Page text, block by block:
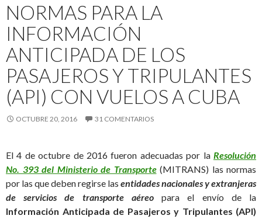
NORMAS PARA LA
INFORMACIÓN
ANTICIPADA DE LOS
PASAJEROS Y TRIPULANTES
(API) CON VUELOS A CUBA
OCTUBRE 20, 2016 31 COMENTARIOS
El 4 de octubre de 2016 fueron adecuadas por la Resolución
No. 393 del Ministerio de Transporte(MITRANS) las normas
por las que deben regirse las entidades nacionales y extranjeras
de servicios de transporte aéreopara el envío de la
Información Anticipada de Pasajeros y Tripulantes (API)